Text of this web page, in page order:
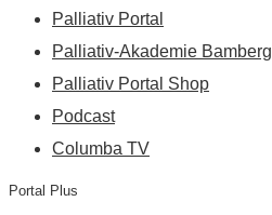
Palliativ Portal
Palliativ-Akademie Bamberg
Palliativ Portal Shop
Podcast
Columba TV
Portal Plus